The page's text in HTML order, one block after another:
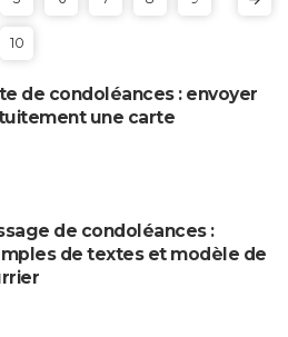
10
de condoléances : envoyer
une carte
de condoléances :
de textes et modèle de